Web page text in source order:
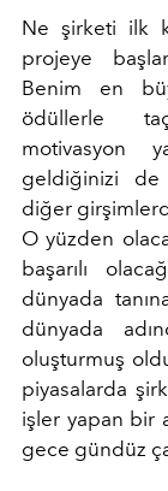
Ne şirketi ilk
projeye
Benim en
ödüllerle
motivasyon
geldiğinizi de
diğer
O yüzden
başarılı
dünyada
dünyada
oluşturmuş
piyasalarda
işler yapan bir
gece gündüz